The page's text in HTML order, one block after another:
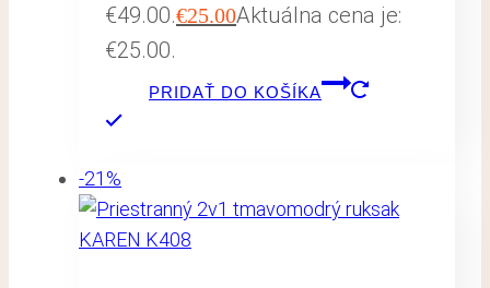
€49.00.€25.00Aktuálna cena je:
€25.00.
PRIDAŤ DO KOŠÍKA
-21%